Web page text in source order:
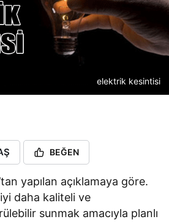
elektrik kesintisi
BEĞEN
yapılan açıklamaya göre.
daha kaliteli ve
sunmak amacıyla planlı